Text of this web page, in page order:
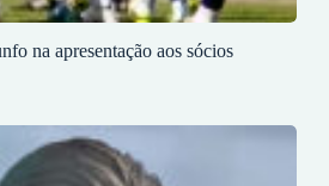
na apresentação aos sócios